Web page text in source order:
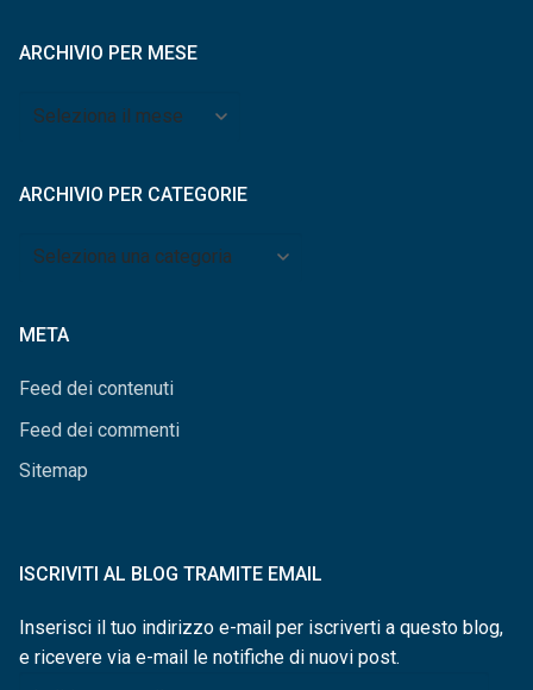
ARCHIVIO PER MESE
Archivio
ARCHIVIO PER CATEGORIE
Archivio
META
Feed dei contenuti
Feed dei commenti
Sitemap
ISCRIVITI AL BLOG TRAMITE EMAIL
Inserisci il tuo indirizzo e-mail per iscriverti a questo blog,
e ricevere via e-mail le notifiche di nuovi post.